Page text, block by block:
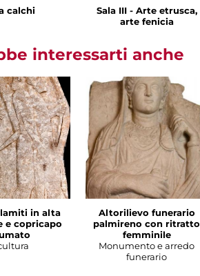
calchi
Sala III - Arte etrusca,
arte fenicia
interessarti anche
in alta
e copricapo
Altorilievo funerario
palmireno con ritratto
femminile
Monumento e arredo
funerario